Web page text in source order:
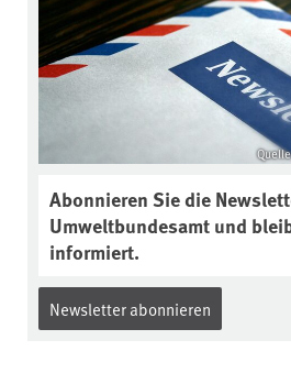
Abonnieren Sie die
Umweltbundesamt und
informiert.
Newsletter abonnieren